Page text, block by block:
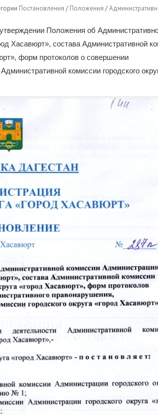
Постановления / Положения /
Положения об
Хасавюрт», состава Административной
форм протоколов о совершении
комиссии городского